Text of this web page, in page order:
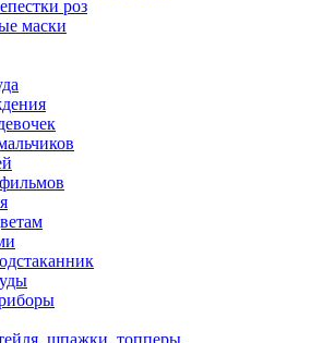
роз
маски
шпажки, топперы